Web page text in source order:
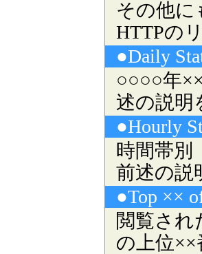
その他に
HTTPの
●Daily
○○○○年
述の説明
●Hourly
時間帯別
前述の説
●Top ××
閲覧され
の上位××